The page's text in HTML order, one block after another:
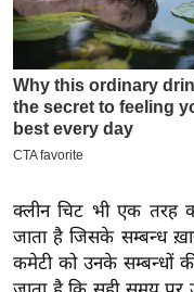
-
पे
प
र
मि
सा
बे
मि
क्लीन चिट भी एक तरह
जाता है जिसके सम्बन्ध
कमेटी को उनके सम्बन्धों